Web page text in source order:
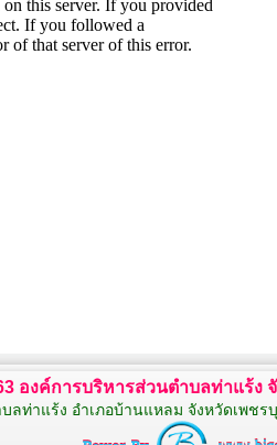
องค์การบริหารส่วนตำบลท่าแร้ง
ลท่าแร้ง อำเภอบ้านแหลม จังหวัดเพชร